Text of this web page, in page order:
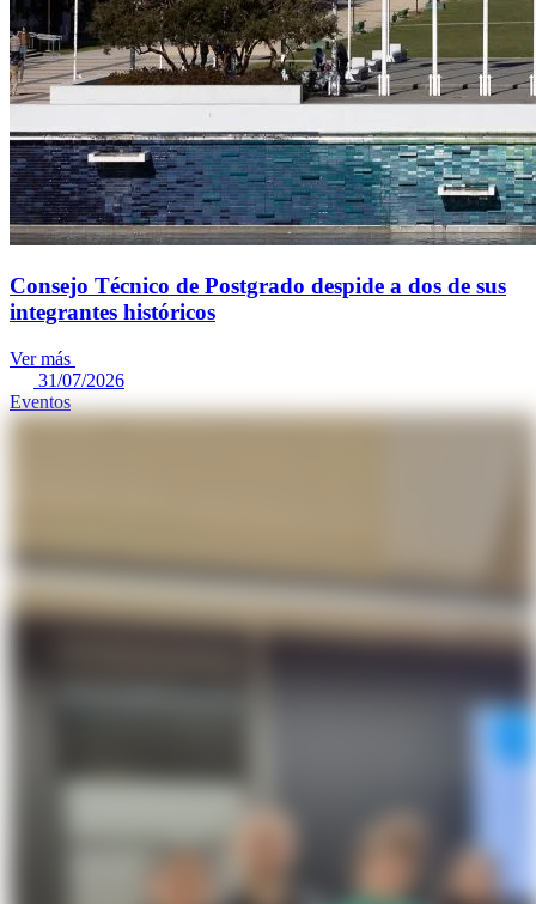
Consejo Técnico de Postgrado despide a dos de sus
integrantes históricos
Ver más
31/07/2026
Eventos